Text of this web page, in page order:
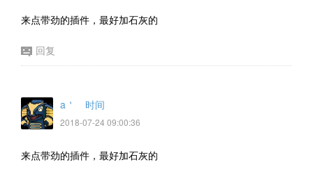
来点带劲的插件，最好加石灰的
回复
a＇ゞ时间
2018-07-24 09:00:36
来点带劲的插件，最好加石灰的